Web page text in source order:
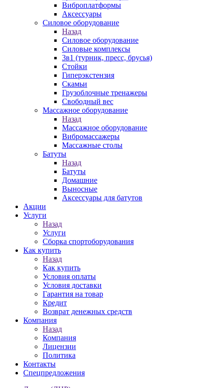
Виброплатформы
Аксессуары
Силовое оборудование
Назад
Силовое оборудование
Силовые комплексы
3в1 (турник, пресс, брусья)
Стойки
Гиперэкстензия
Скамьи
Грузоблочные тренажеры
Свободный вес
Массажное оборудование
Назад
Массажное оборудование
Вибромассажеры
Массажные столы
Батуты
Назад
Батуты
Домашние
Выносные
Аксессуары для батутов
Акции
Услуги
Назад
Услуги
Сборка спортоборудования
Как купить
Назад
Как купить
Условия оплаты
Условия доставки
Гарантия на товар
Кредит
Возврат денежных средств
Компания
Назад
Компания
Лицензии
Политика
Контакты
Спецпредложения